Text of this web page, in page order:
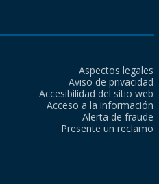
Aspectos legales
Aviso de privacidad
Accesibilidad del sitio web
Acceso a la información
Alerta de fraude
Presente un reclamo